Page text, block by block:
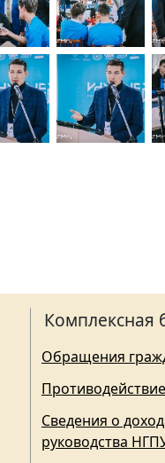
Комплексная
Обращения
Сведения о
руководства